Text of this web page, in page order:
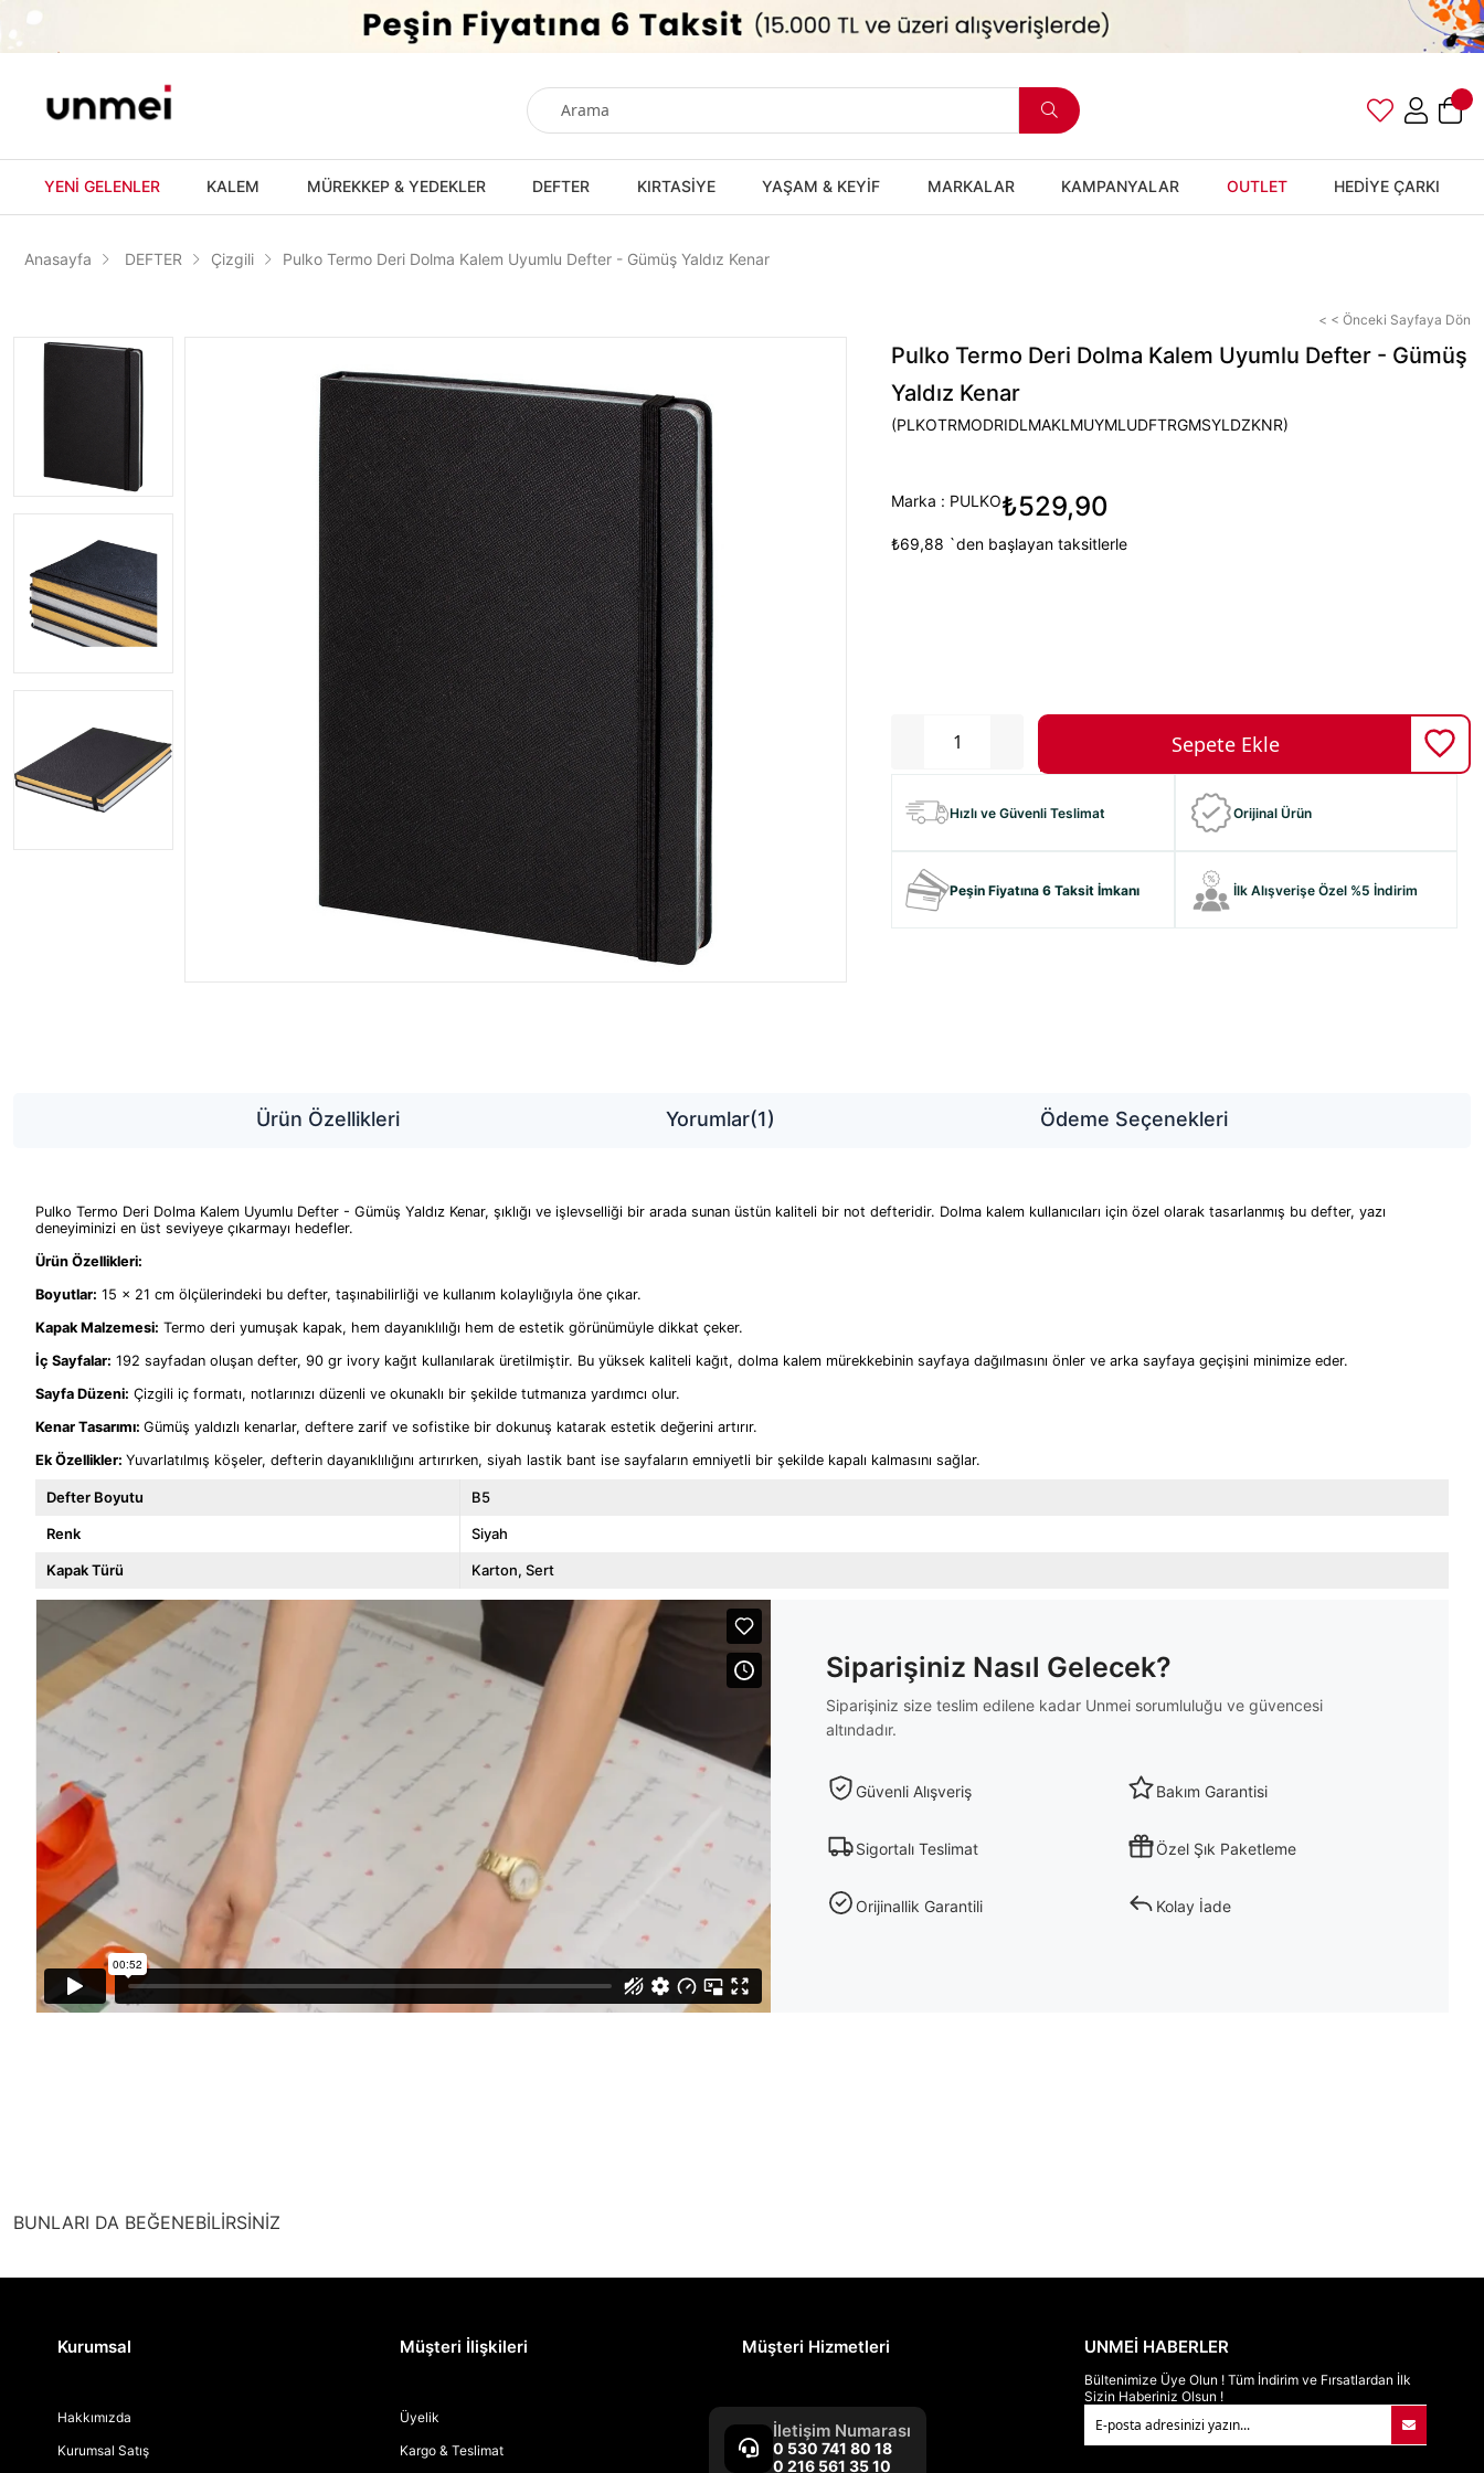
YENİ GELENLER KALEM MÜREKKEP & YEDEKLER DEFTER KIRTASİYE YAŞAM & KEYİF MARKALAR KAMPANYALAR OUTLET HEDİYE ÇARKI
Anasayfa DEFTER Çizgili Pulko Termo Deri Dolma Kalem Uyumlu Defter - Gümüş Yaldız Kenar
< < Önceki Sayfaya Dön
Pulko Termo Deri Dolma Kalem Uyumlu Defter - Gümüş
Yaldız Kenar
(PLKOTRMODRIDLMAKLMUYMLUDFTRGMSYLDZKNR)
Marka : PULKO₺529,90
₺69,88 `den başlayan taksitlerle
Hızlı ve Güvenli Teslimat Orijinal Ürün
Peşin Fiyatına 6 Taksit İmkanı İlk Alışverişe Özel %5 İndirim
Ürün Özellikleri Yorumlar(1) Ödeme Seçenekleri
​Pulko Termo Deri Dolma Kalem Uyumlu Defter - Gümüş Yaldız Kenar, şıklığı ve işlevselliği bir arada sunan üstün kaliteli bir not defteridir. Dolma kalem kullanıcıları için özel olarak tasarlanmış bu defter, yazı
deneyiminizi en üst seviyeye çıkarmayı hedefler.​
Ürün Özellikleri:
Boyutlar: 15 x 21 cm ölçülerindeki bu defter, taşınabilirliği ve kullanım kolaylığıyla öne çıkar.​
Kapak Malzemesi: Termo deri yumuşak kapak, hem dayanıklılığı hem de estetik görünümüyle dikkat çeker.​
İç Sayfalar: 192 sayfadan oluşan defter, 90 gr ivory kağıt kullanılarak üretilmiştir. Bu yüksek kaliteli kağıt, dolma kalem mürekkebinin sayfaya dağılmasını önler ve arka sayfaya geçişini minimize eder.​
Sayfa Düzeni: Çizgili iç formatı, notlarınızı düzenli ve okunaklı bir şekilde tutmanıza yardımcı olur.​
Kenar Tasarımı: Gümüş yaldızlı kenarlar, deftere zarif ve sofistike bir dokunuş katarak estetik değerini artırır.​
Ek Özellikler: Yuvarlatılmış köşeler, defterin dayanıklılığını artırırken, siyah lastik bant ise sayfaların emniyetli bir şekilde kapalı kalmasını sağlar.​
Defter Boyutu B5
Renk Siyah
Kapak Türü Karton Sert
Siparişiniz Nasıl Gelecek?
Siparişiniz size teslim edilene kadar Unmei sorumluluğu ve güvencesi
altındadır.
Güvenli Alışveriş Bakım Garantisi
Sigortalı Teslimat Özel Şık Paketleme
Orijinallik Garantili Kolay İade
BUNLARI DA BEĞENEBİLİRSİNİZ
Kurumsal
Hakkımızda
Kurumsal Satış
Müşteri İlişkileri
Üyelik
Kargo & Teslimat
Müşteri Hizmetleri
İletişim Numarası
0 530 741 80 18
0 216 561 35 10
UNMEİ HABERLER
Bültenimize Üye Olun ! Tüm İndirim ve Fırsatlardan İlk
Sizin Haberiniz Olsun !